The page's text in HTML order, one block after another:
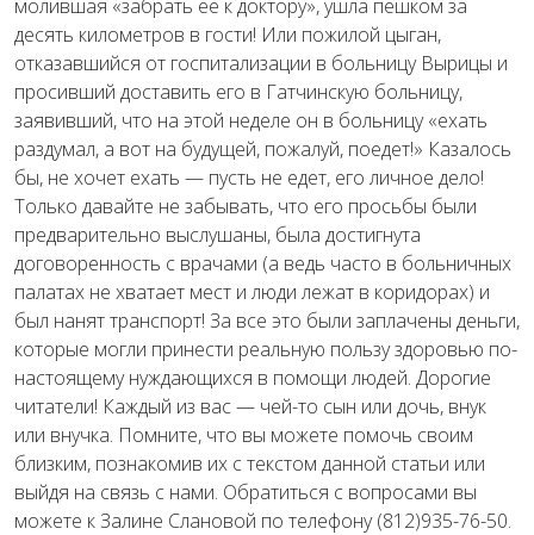
молившая «забрать ее к доктору», ушла пешком за
десять километров в гости! Или пожилой цыган,
отказавшийся от госпитализации в больницу Вырицы и
просивший доставить его в Гатчинскую больницу,
заявивший, что на этой неделе он в больницу «ехать
раздумал, а вот на будущей, пожалуй, поедет!» Казалось
бы, не хочет ехать — пусть не едет, его личное дело!
Только давайте не забывать, что его просьбы были
предварительно выслушаны, была достигнута
договоренность с врачами (а ведь часто в больничных
палатах не хватает мест и люди лежат в коридорах) и
был нанят транспорт! За все это были заплачены деньги,
которые могли принести реальную пользу здоровью по-
настоящему нуждающихся в помощи людей. Дорогие
читатели! Каждый из вас — чей-то сын или дочь, внук
или внучка. Помните, что вы можете помочь своим
близким, познакомив их с текстом данной статьи или
выйдя на связь с нами. Обратиться с вопросами вы
можете к Залине Слановой по телефону (812)935-76-50.